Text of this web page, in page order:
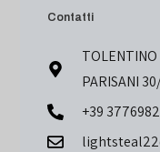
Contatti
TOLENTINO
PARISANI
+39